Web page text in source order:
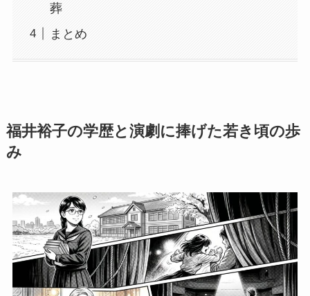
葬
まとめ
福井裕子の学歴と演劇に捧げた若き頃の歩
み